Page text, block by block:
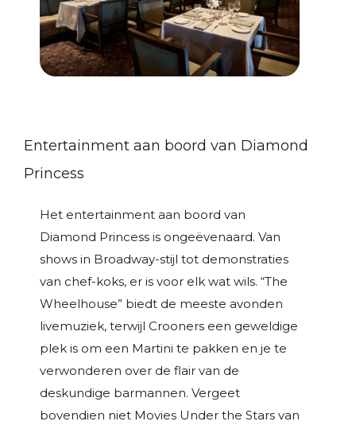
Entertainment aan boord van Diamond
Princess
Het entertainment aan boord van
Diamond Princess is ongeëvenaard. Van
shows in Broadway-stijl tot demonstraties
van chef-koks, er is voor elk wat wils. “The
Wheelhouse” biedt de meeste avonden
livemuziek, terwijl Crooners een geweldige
plek is om een Martini te pakken en je te
verwonderen over de flair van de
deskundige barmannen. Vergeet
bovendien niet Movies Under the Stars van